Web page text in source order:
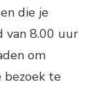
die je
van 8.00 uur
om
bezoek te